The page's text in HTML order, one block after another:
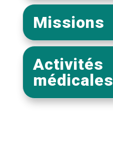
Missions
Activités
médicales